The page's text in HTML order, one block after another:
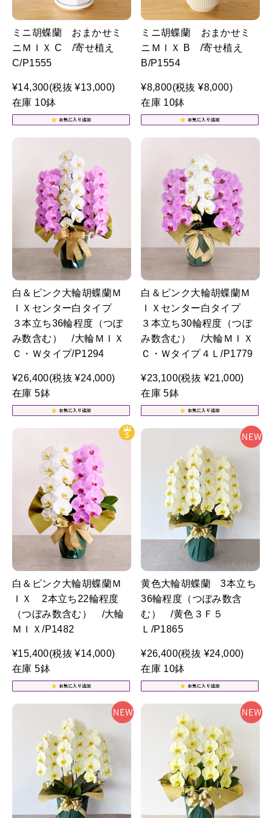
ミニ胡蝶蘭 おまかせミ
ニＭＩＸ C /寄せ植え
C/P1555
¥14,300(税抜 ¥13,000)
在庫 10鉢
ミニ胡蝶蘭 おまかせミ
ニＭＩＸ B /寄せ植え
B/P1554
¥8,800(税抜 ¥8,000)
在庫 10鉢
白＆ピンク大輪胡蝶蘭Ｍ
ＩＸセンター白タイプ
３本立ち36輪程度（つぼ
み数含む） /大輪ＭＩＸ
Ｃ・Ｗタイプ/P1294
¥26,400(税抜 ¥24,000)
在庫 5鉢
白＆ピンク大輪胡蝶蘭Ｍ
ＩＸセンター白タイプ
３本立ち30輪程度（つぼ
み数含む） /大輪ＭＩＸ
Ｃ・Ｗタイプ４Ｌ/P1779
¥23,100(税抜 ¥21,000)
在庫 5鉢
白＆ピンク大輪胡蝶蘭Ｍ
ＩＸ 2本立ち22輪程度
（つぼみ数含む） /大輪
ＭＩＸ/P1482
¥15,400(税抜 ¥14,000)
在庫 5鉢
黄色大輪胡蝶蘭 3本立ち
36輪程度（つぼみ数含
む） /黄色３Ｆ５
Ｌ/P1865
¥26,400(税抜 ¥24,000)
在庫 10鉢